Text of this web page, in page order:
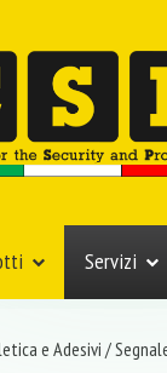
Servizi
e Adesivi /